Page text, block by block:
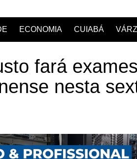
ECONOMIA CUIABÁ
fará
nesta